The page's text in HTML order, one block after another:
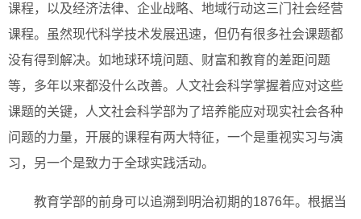
课程，以及经济法律、企业战略、地域行动这三门社会经营
课程。虽然现代科学技术发展迅速，但仍有很多社会课题都
没有得到解决。如地球环境问题、财富和教育的差距问题
等，多年以来都没什么改善。人文社会科学掌握着应对这些
课题的关键，人文社会科学部为了培养能应对现实社会各种
问题的力量，开展的课程有两大特征，一个是重视实习与演
习，另一个是致力于全球实践活动。
教育学部的前身可以追溯到明治初期的1876年。根据当